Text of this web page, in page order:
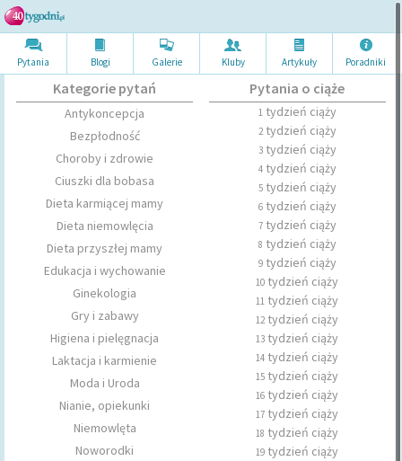
Pytania Blogi Galerie Kluby Artykuły Poradniki
Kategorie pytań
Antykoncepcja
Bezpłodność
Choroby i zdrowie
Ciuszki dla bobasa
Dieta karmiącej mamy
Dieta niemowlęcia
Dieta przyszłej mamy
Edukacja i wychowanie
Ginekologia
Gry i zabawy
Higiena i pielęgnacja
Laktacja i karmienie
Moda i Uroda
Nianie, opiekunki
Niemowlęta
Noworodki
Pytania o ciąże
1tydzień ciąży
2tydzień ciąży
3tydzień ciąży
4tydzień ciąży
5tydzień ciąży
6tydzień ciąży
7tydzień ciąży
8 tydzień ciąży
9tydzień ciąży
10 tydzień ciąży
11 tydzień ciąży
12tydzień ciąży
13 tydzień ciąży
14 tydzień ciąży
15 tydzień ciąży
16 tydzień ciąży
17 tydzień ciąży
18 tydzień ciąży
19 tydzień ciąży